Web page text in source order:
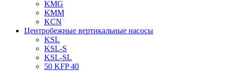
KMG
KMM
KCN
Центробежные вертикальные насосы
KSL
KSL-S
KSL-SL
50 KFP 40